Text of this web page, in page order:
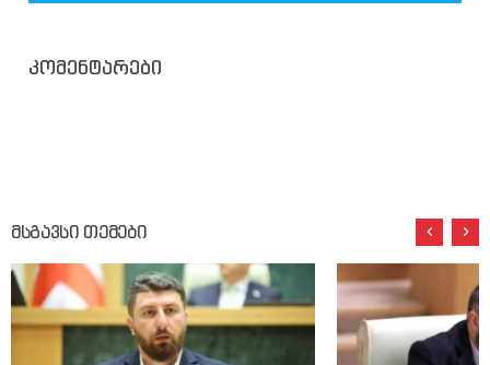
კომენტარები
მსგავსი თემები